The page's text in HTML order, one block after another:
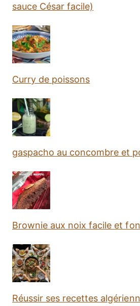
sauce César facile)
Curry de poissons
gaspacho au concombre et
Brownie aux noix facile et
Réussir ses recettes